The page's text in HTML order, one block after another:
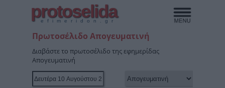
protoselida
efimeridon.gr
Πρωτοσέλιδο Απογευματινή
Διαβάστε το πρωτοσέλιδο της εφημερίδας
Απογευματινή